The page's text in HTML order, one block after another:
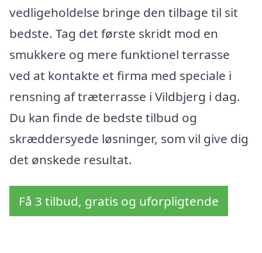
vedligeholdelse bringe den tilbage til sit
bedste. Tag det første skridt mod en
smukkere og mere funktionel terrasse
ved at kontakte et firma med speciale i
rensning af træterrasse i Vildbjerg i dag.
Du kan finde de bedste tilbud og
skræddersyede løsninger, som vil give dig
det ønskede resultat.
Få 3 tilbud, gratis og uforpligtende